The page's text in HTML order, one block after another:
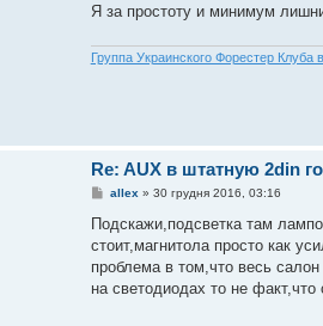
д
л
Я за простоту и минимум
Группа Украинского Форестер Клуба
Re: AUX в штатную 2din
П
в
д
о
л
allex » 30 грудня 2016, 03:16
Подскажи,подсветка там
стоит,магнитола просто как
проблема в том,что весь
на светодиодах то не факт,что